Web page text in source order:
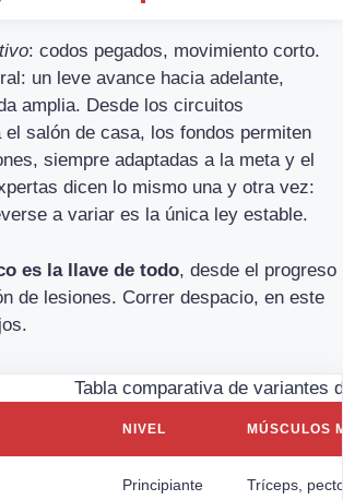
: codos pegados, movimiento corto.
un leve avance hacia adelante,
amplia. Desde los circuitos
salón de casa, los fondos permiten
siempre adaptadas a la meta y el
dicen lo mismo una y otra vez:
a variar es la única ley estable.
es la llave de todo, desde el progreso
de lesiones. Correr despacio, en este
Tabla comparativa de variantes
NIVEL MÚSCULOS
Principiante Tríceps,